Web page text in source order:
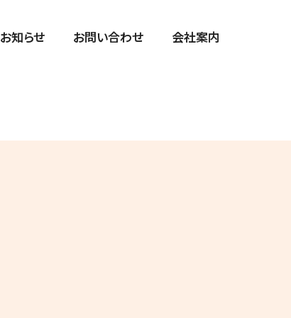
お知らせ お問い合わせ 会社案内